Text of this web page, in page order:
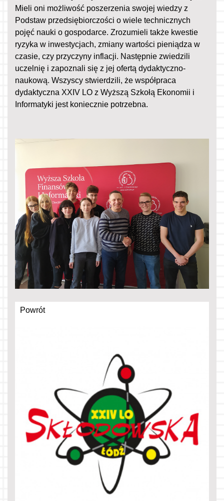
Mieli oni możliwość poszerzenia swojej wiedzy z
Podstaw przedsiębiorczości o wiele technicznych
pojęć nauki o gospodarce. Zrozumieli także kwestie
ryzyka w inwestycjach, zmiany wartości pieniądza w
czasie, czy przyczyny inflacji. Następnie zwiedzili
uczelnię i zapoznali się z jej ofertą dydaktyczno-
naukową. Wszyscy stwierdzili, że współpraca
dydaktyczna XXIV LO z Wyższą Szkołą Ekonomii i
Informatyki jest koniecznie potrzebna.
Powrót